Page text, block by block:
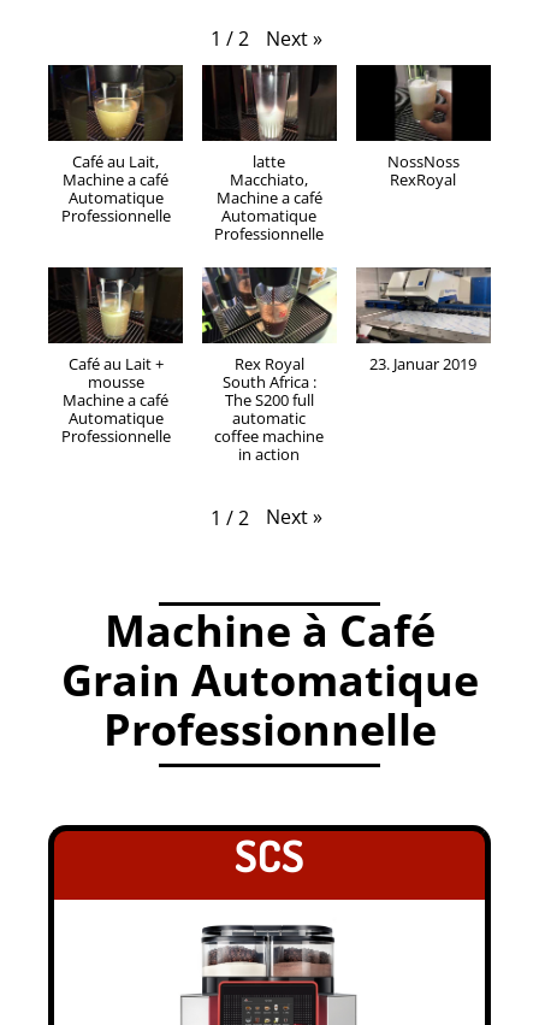
1 / 2 Next »
Café au Lait,
Machine a café
Automatique
Professionnelle
latte
Macchiato,
Machine a café
Automatique
Professionnelle
NossNoss
RexRoyal
Café au Lait +
mousse
Machine a café
Automatique
Professionnelle
Rex Royal
South Africa :
The S200 full
automatic
coffee machine
in action
23. Januar 2019
1 / 2 Next »
Machine à Café
Grain Automatique
Professionnelle
SCS